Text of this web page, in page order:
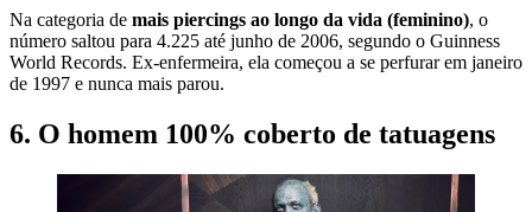
Na categoria de mais piercings ao longo da vida (feminino), o
número saltou para 4.225 até junho de 2006, segundo o Guinness
World Records. Ex-enfermeira, ela começou a se perfurar em janeiro
de 1997 e nunca mais parou.
6. O homem 100% coberto de tatuagens